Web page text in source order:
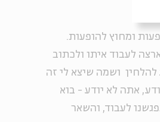
ומחוץ להופעות.
לעבוד איתו ולכתוב
להלחין ושמה שיצא לי זה
אתה לא יודע - בוא
לעבוד, והשאר